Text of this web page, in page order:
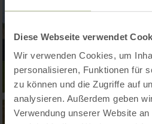
Diese Webseite verwendet
Wir verwenden Cookies, um
personalisieren, Funktionen für
zu können und die Zugriffe auf
analysieren. Außerdem geben
Verwendung unserer Website